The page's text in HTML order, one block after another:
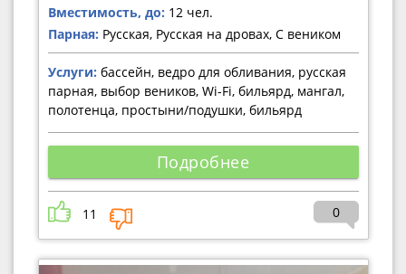
Вместимость, до: 12 чел.
Парная: Русская, Русская на дровах, С веником
Услуги: бассейн, ведро для обливания, русская
парная, выбор веников, Wi-Fi, бильярд, мангал,
полотенца, простыни/подушки, бильярд
Подробнее
11 0